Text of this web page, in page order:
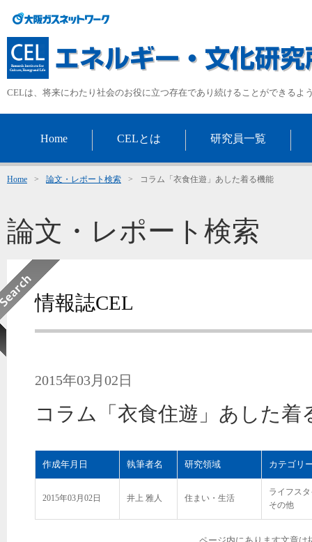
CELは、将来にわたり社会のお役に立つ存在であり続けることができるよ
Home CELとは 研究員一覧
Home > 論文・レポート検索 > コラム「衣食住遊」あした着る機能
論文・レポート検索
情報誌CEL
2015年03月02日
コラム「衣食住遊」あした着
作成年月日 執筆者名 研究領域 カテゴリ
2015年03月02日 井上 雅人 住まい・生活
ライフス
その他